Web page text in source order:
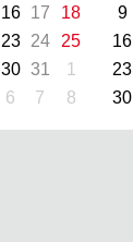
16 17
18
23 24
25
30 31
1
6 7 8
9
16
23
30